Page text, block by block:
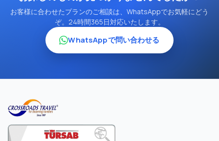
お客様に合わせたプランのご相談は、WhatsAppでお気軽にどう
ぞ。24時間365日対応いたします。
WhatsAppで問い合わせる